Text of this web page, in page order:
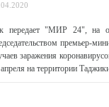
передает "МИР 24", на
премьер-
заражения
на территории